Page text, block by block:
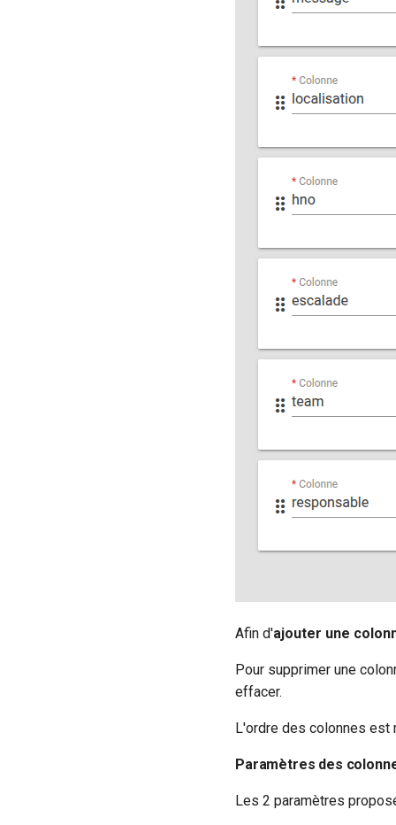
Afin d'ajouter une
Pour supprimer une
effacer.
L'ordre des colonnes est
Paramètres des
Les 2 paramètres